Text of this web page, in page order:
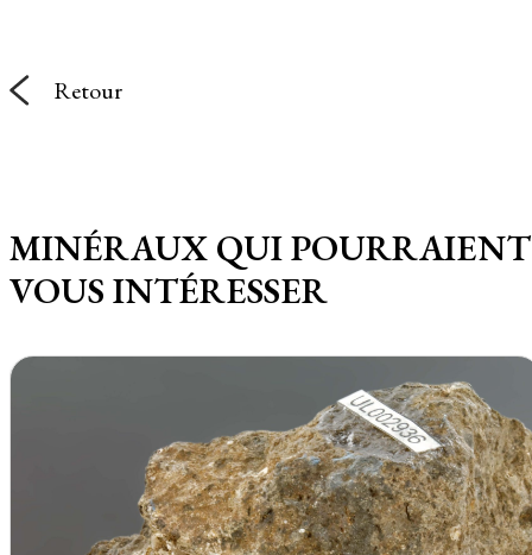
Retour
MINÉRAUX QUI POURRAIENT
VOUS INTÉRESSER